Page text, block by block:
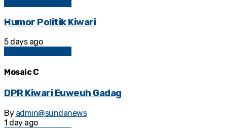
Humor Politik Kiwari
5 days ago
Mosaic C
DPR Kiwari Euweuh Gadag
By admin@sundanews
1 day ago